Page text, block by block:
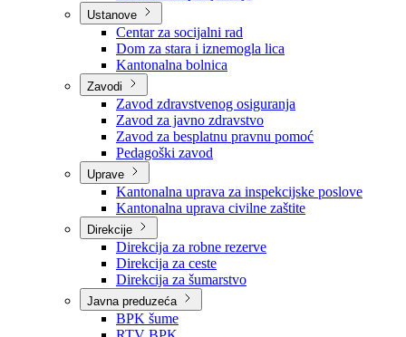
Služba za odnose s javnošću
Služba za zajedničke poslove
Služba za zapošljavanje
Ustanove
Centar za socijalni rad
Dom za stara i iznemogla lica
Kantonalna bolnica
Zavodi
Zavod zdravstvenog osiguranja
Zavod za javno zdravstvo
Zavod za besplatnu pravnu pomoć
Pedagoški zavod
Uprave
Kantonalna uprava za inspekcijske poslove
Kantonalna uprava civilne zaštite
Direkcije
Direkcija za robne rezerve
Direkcija za ceste
Direkcija za šumarstvo